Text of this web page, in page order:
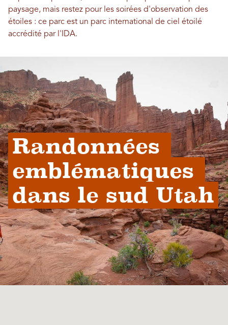
paysage, mais restez pour les soirées d'observation des
étoiles : ce parc est un parc international de ciel étoilé
accrédité par l'IDA.
Randonnées
emblématiques
dans le sud Utah